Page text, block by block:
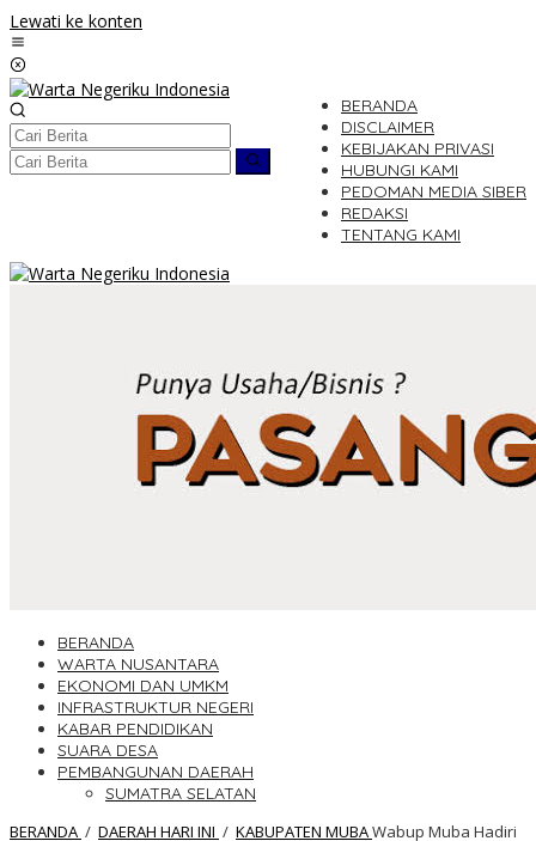
Lewati ke konten
BERANDA
DISCLAIMER
KEBIJAKAN PRIVASI
HUBUNGI KAMI
PEDOMAN MEDIA SIBER
REDAKSI
TENTANG KAMI
BERANDA
WARTA NUSANTARA
EKONOMI DAN UMKM
INFRASTRUKTUR NEGERI
KABAR PENDIDIKAN
SUARA DESA
PEMBANGUNAN DAERAH
SUMATRA SELATAN
BERANDA / DAERAH HARI INI / KABUPATEN MUBAWabup Muba Hadiri